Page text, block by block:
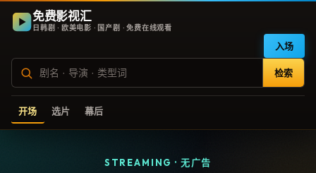
免费影视汇
日韩剧 · 欧美电影 · 国产剧 · 免费在线观看
检索
入场
开场 选片 幕后
STREAMING · 无广告